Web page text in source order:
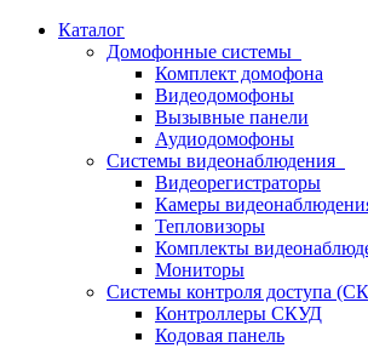
Каталог
Домофонные системы
Комплект домофона
Видеодомофоны
Вызывные панели
Аудиодомофоны
Системы видеонаблюдения
Видеорегистраторы
Камеры
Тепловизоры
Комплекты
Мониторы
Системы контроля доступа
Контроллеры СКУД
Кодовая панель